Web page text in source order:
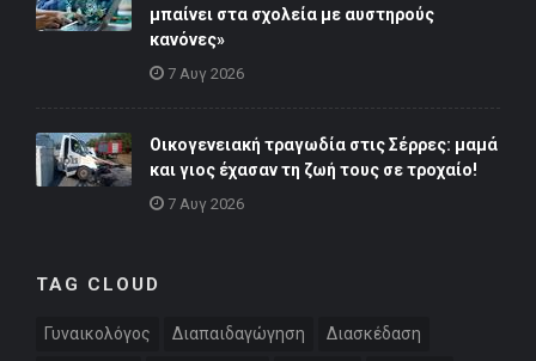
μπαίνει στα σχολεία με αυστηρούς
κανόνες»
7 Αυγ 2026
Οικογενειακή τραγωδία στις Σέρρες: μαμά
και γιος έχασαν τη ζωή τους σε τροχαίο!
7 Αυγ 2026
TAG CLOUD
Γυναικολόγος Διαπαιδαγώγηση Διασκέδαση